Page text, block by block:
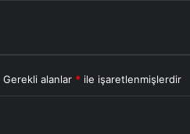
Gerekli alanlar * ile işaretlenmişlerdir